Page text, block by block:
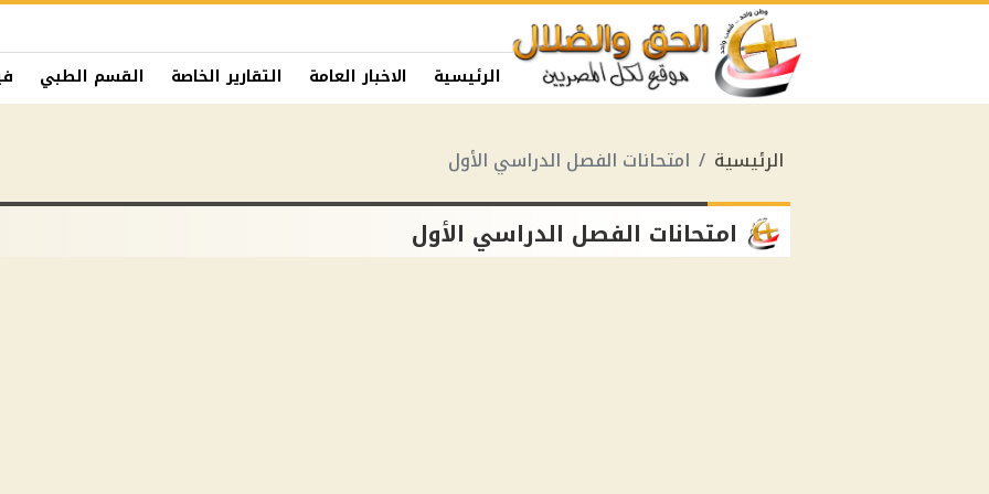
الرئيسية الاخبار العامة التقارير الخاصة القسم الطبي
الرئيسية امتحانات الفصل الدراسي الأول
امتحانات الفصل الدراسي الأول